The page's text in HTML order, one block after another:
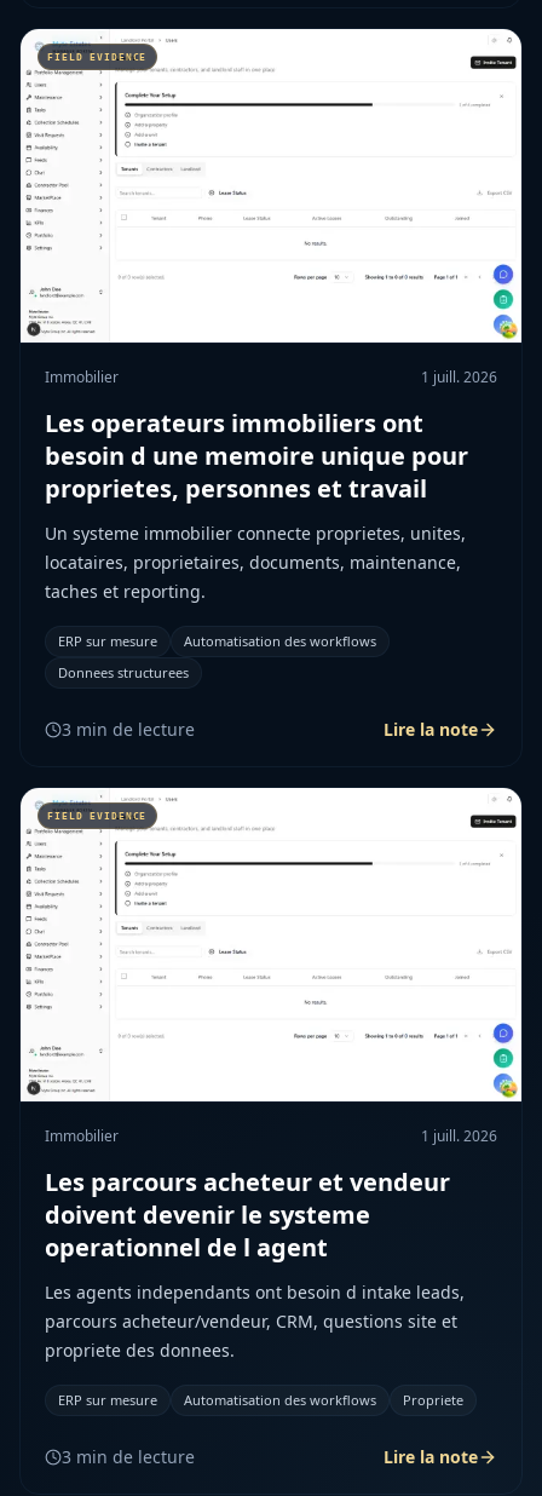
Immobilier 1 juill. 2026
Les operateurs immobiliers ont
besoin d une memoire unique pour
proprietes, personnes et travail
Un systeme immobilier connecte proprietes, unites,
locataires, proprietaires, documents, maintenance,
taches et reporting.
ERP sur mesure
Automatisation des workflows
Donnees structurees
3 min de lecture Lire la note
Immobilier 1 juill. 2026
Les parcours acheteur et vendeur
doivent devenir le systeme
operationnel de l agent
Les agents independants ont besoin d intake leads,
parcours acheteur/vendeur, CRM, questions site et
propriete des donnees.
ERP sur mesure Automatisation des workflows Propriete
3 min de lecture Lire la note